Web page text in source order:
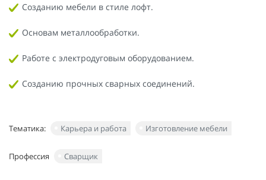
Созданию мебели в стиле лофт.
Основам металлообработки.
Работе с электродуговым оборудованием.
Созданию прочных сварных соединений.
Тематика: Карьера и работа Изготовление мебели
Профессия Сварщик